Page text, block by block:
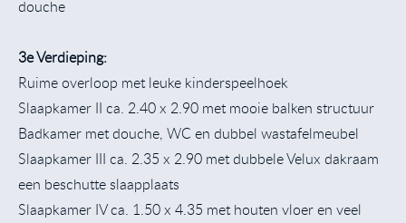
douche
3e Verdieping:
Ruime overloop met leuke kinderspeelhoek
Slaapkamer II ca. 2.40 x 2.90 met mooie balken structuur
Badkamer met douche, WC en dubbel wastafelmeubel
Slaapkamer III ca. 2.35 x 2.90 met dubbele Velux dakraam
een beschutte slaapplaats
Slaapkamer IV ca. 1.50 x 4.35 met houten vloer en veel